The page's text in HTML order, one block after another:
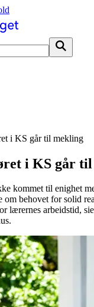
i KS går til mekling
i KS går
kommet til enighet
om behovet for solid
lærernes arbeidstid,